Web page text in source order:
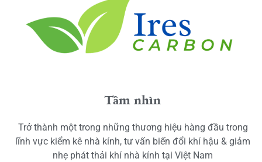
Tầm nhìn
Trở thành một trong những thương hiệu hàng đầu trong
lĩnh vực kiểm kê nhà kính, tư vấn biến đổi khí hậu & giảm
nhẹ phát thải khí nhà kính tại Việt Nam